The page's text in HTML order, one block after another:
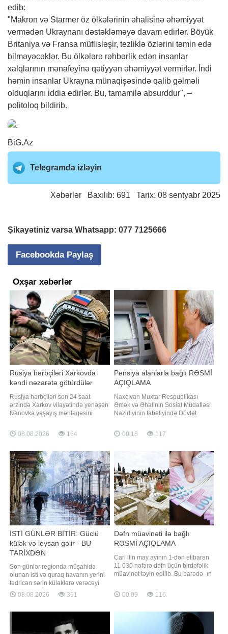
edib:
"Makron və Starmer öz ölkələrinin əhalisinə əhəmiyyət
vermədən Ukraynanı dəstəkləməyə davam edirlər. Böyük
Britaniya və Fransa müflisləşir, tezliklə özlərini təmin edə
bilməyəcəklər. Bu ölkələrə rəhbərlik edən insanlar
xalqlarının mənafeyinə qətiyyən əhəmiyyət vermirlər. İndi
həmin insanlar Ukrayna münaqişəsində qalib gəlməli
olduqlarını iddia edirlər. Bu, tamamilə absurddur", –
politoloq bildirib.
BiG.Az
Telegramda izləyin
Xəbərlər Baxılıb: 691 Tarix: 08 sentyabr 2025
Şikayətiniz varsa Whatsapp: 077 7125666
Facebookda Paylaş
Oxşar xəbərlər
Rusiya hərbçiləri Xarkovda
kəndi nəzarətə götürdülər
Rusiya hərbçiləri son 24 saat
ərzində Xarkov vilayətində yerləşən
İvanovka yaşayış məntəqəsini
bu barədə Rusiyanın Müdafiə
Nazirliyi məlumat yayıb. Xatırladaq
müharibə 2022-ci ilin fevralından
bəri davam edir
08.08.2026 164
Pensiya alanlarla bağlı RƏSMİ
AÇIQLAMA
Naxçıvan Muxtar Respublikası
Əmək və Əhalinin Sosial Müdafiəsi
Nazirliyinin tabeliyində Dövlət
avqust ayının pensiya ödənişi başa
çatdırılıb. Bu barədə -a nazirliyin
verilib. Pensiyaçılar pensiyalarını
plastik kartlar vasitəsilə müvafiq
bankları
00:15 117
İSTİ GÜNLƏR BİTİR: Güclü
külək və leysan gəlir - BU
TARİXDƏN
Son günlər regionda müşahidə
olunan isti və quraq havanın yerini
tədricən sərin küləklərə verəcəyi
gözlənilir. BİG.AZ -a istinadla xəbər
verir ki, hava tətbiqi proqramlarında
Xüsusilə gələn həftənin sonu iki
gün yağış yağacağı
08.08.2026 391
Dəfn müavinəti ilə bağlı
RƏSMİ AÇIQLAMA
Cari ilin may ayının 1-dən etibarən
11 030 nəfərə dəfn üçün birdəfəlik
müavinət təyin edilib. Bu barədə -ın
Sosial Müdafiə Fondundan
məlumat verilib. Bildirilib ki, 2026-cı
müavinətin proaktiv qaydada təyin
edilməsinə başlanılıb və həmi
00:09 116